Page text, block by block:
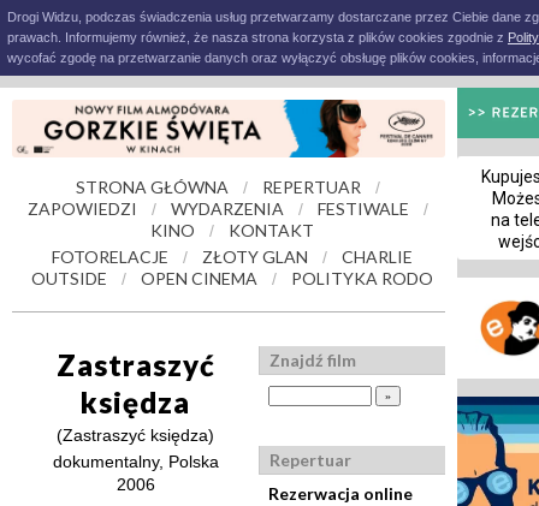
Drogi Widzu, podczas świadczenia usług przetwarzamy dostarczane przez Ciebie dane
prawach. Informujemy również, że nasza strona korzysta z plików cookies zgodnie z
wycofać zgodę na przetwarzanie danych oraz wyłączyć obsługę plików cookies,
STRONA GŁÓWNA / REPERTUAR /
ZAPOWIEDZI / WYDARZENIA / FESTIWALE /
KINO /
KONTAKT
FOTORELACJE
/ ZŁOTY GLAN /
CHARLIE
OUTSIDE
/ OPEN CINEMA / POLITYKA RODO
Zastraszyć
księdza
(Zastraszyć księdza)
dokumentalny, Polska
2006
Znajdź film
Repertuar
Rezerwacja online
na